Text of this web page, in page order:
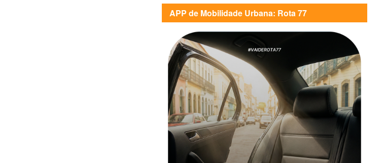
APP de Mobilidade Urbana: Rota 77